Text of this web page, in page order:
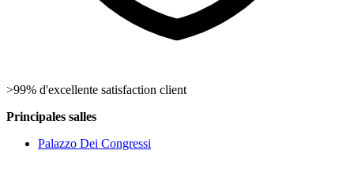
>99% d'excellente satisfaction client
Principales salles
Palazzo Dei Congressi